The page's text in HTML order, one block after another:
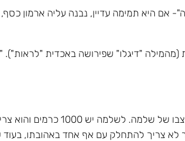
(מהמילה "דיגלו" שפירושה באכדית
פס' 11: האהוב משווה את עצמו
צריך להתחלק עם אף אחד באהובתו, בעוד